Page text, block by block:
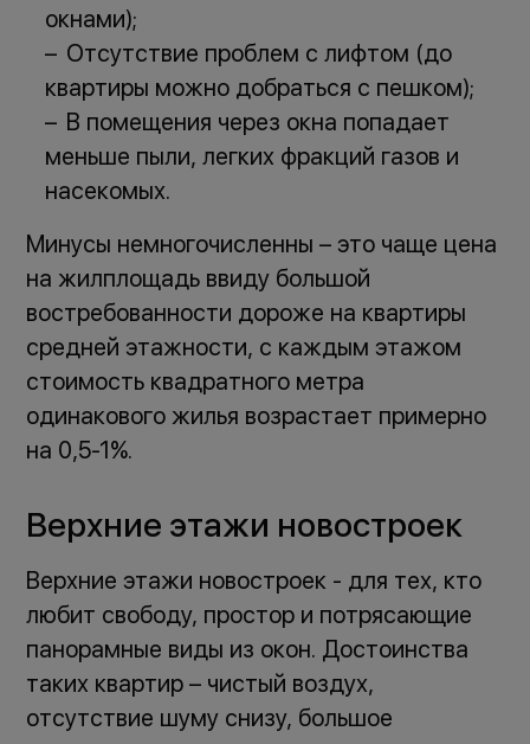
окнами);
Отсутствие проблем с лифтом (до
квартиры можно добраться с пешком);
В помещения через окна попадает
меньше пыли, легких фракций газов и
насекомых.
Минусы немногочисленны – это чаще цена
на жилплощадь ввиду большой
востребованности дороже на квартиры
средней этажности, с каждым этажом
стоимость квадратного метра
одинакового жилья возрастает примерно
на 0,5-1%.
Верхние этажи новостроек
Верхние этажи новостроек - для тех, кто
любит свободу, простор и потрясающие
панорамные виды из окон. Достоинства
таких квартир – чистый воздух,
отсутствие шуму снизу, большое